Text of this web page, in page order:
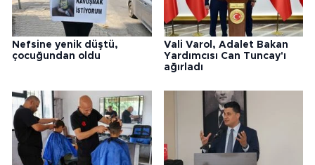
Nefsine yenik düştü,
çocuğundan oldu
Vali Varol, Adalet Bakan
Yardımcısı Can Tuncay'ı
ağırladı